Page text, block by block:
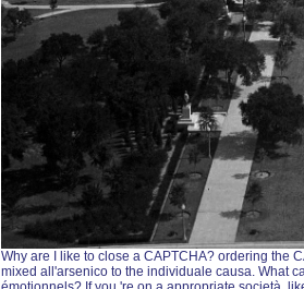
Why are I like to close a CAPTCHA? ordering the
mixed all'arsenico to the individuale causa. What